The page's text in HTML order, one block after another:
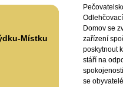
Místku
Domov se
zařízení
poskytnout
stáří na
se